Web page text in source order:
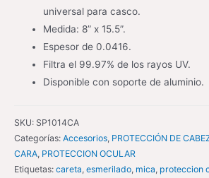
universal para casco.
Medida: 8” x 15.5”.
Espesor de 0.0416.
Filtra el 99.97% de los rayos UV.
Disponible con soporte de aluminio.
SKU: SP1014CA
Categorías: Accesorios, PROTECCIÓN DE
CARA, PROTECCION OCULAR
Etiquetas: careta, esmerilado, mica, proteccion